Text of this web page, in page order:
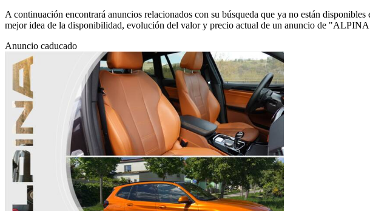
A continuación encontrará anuncios relacionados con su búsqueda que ya no están
mejor idea de la disponibilidad, evolución del valor y precio actual de un anuncio de
Anuncio caducado